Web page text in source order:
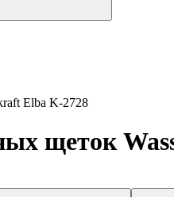
Elba K-2728
щеток